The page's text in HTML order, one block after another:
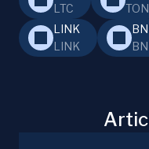
LTC
TON
LINK
LINK